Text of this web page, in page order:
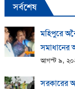
সর্বশেষ
মহিপুরে
সমাধানের
আগস্ট ৯,
সরকারের